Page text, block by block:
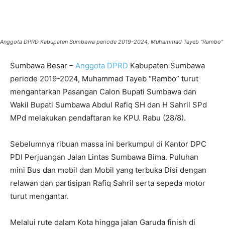
Anggota DPRD Kabupaten Sumbawa periode 2019-2024, Muhammad Tayeb "Rambo"
Sumbawa Besar – Anggota DPRD Kabupaten Sumbawa
periode 2019-2024, Muhammad Tayeb “Rambo” turut
mengantarkan Pasangan Calon Bupati Sumbawa dan
Wakil Bupati Sumbawa Abdul Rafiq SH dan H Sahril SPd
MPd melakukan pendaftaran ke KPU. Rabu (28/8).
Sebelumnya ribuan massa ini berkumpul di Kantor DPC
PDI Perjuangan Jalan Lintas Sumbawa Bima. Puluhan
mini Bus dan mobil dan Mobil yang terbuka Disi dengan
relawan dan partisipan Rafiq Sahril serta sepeda motor
turut mengantar.
Melalui rute dalam Kota hingga jalan Garuda finish di